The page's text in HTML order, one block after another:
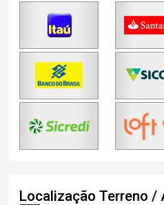
Localização Terreno /